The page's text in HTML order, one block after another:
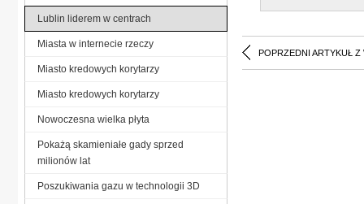
POPRZEDNI ARTYKUŁ Z
Lublin liderem w centrach
Miasta w internecie rzeczy
Miasto kredowych korytarzy
Miasto kredowych korytarzy
Nowoczesna wielka płyta
Pokażą skamieniałe gady sprzed
milionów lat
Poszukiwania gazu w technologii 3D